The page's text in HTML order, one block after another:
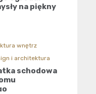
na piękny
wnętrz
i architektura
schodowa